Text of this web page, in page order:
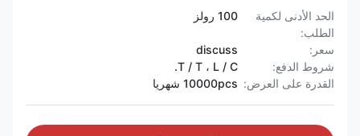
الحد الأدنى لكمية
الطلب:
100 رولز
سعر:
discuss
شروط الدفع:
T / T ، L / C.
القدرة على العرض: 10000pcs شهريا